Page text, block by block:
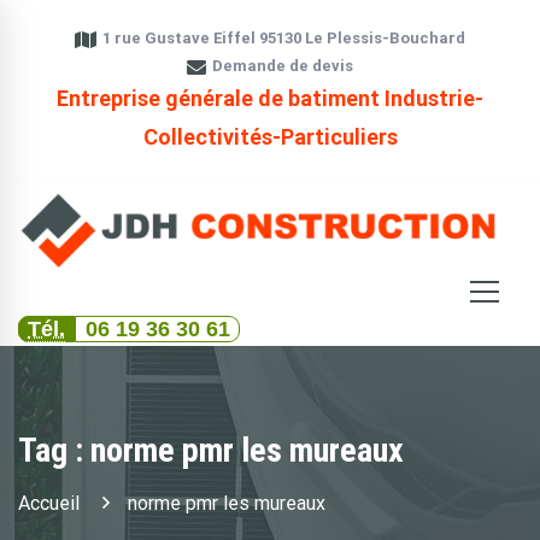
1 rue Gustave Eiffel 95130 Le Plessis-Bouchard
Demande de devis
Entreprise générale de batiment Industrie-
Collectivités-Particuliers
Tél. 06 19 36 30 61
Tag : norme pmr les mureaux
Accueil norme pmr les mureaux